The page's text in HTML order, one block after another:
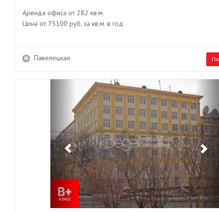
Аренда офиса от 282 кв.м.
Цена от 75100 руб. за кв.м. в год
Павелецкая
Previous